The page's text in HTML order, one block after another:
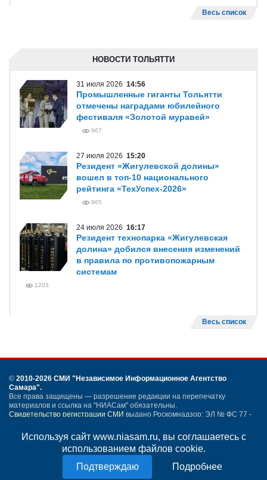
Используя сайт www.niasam.ru, вы соглашаетесь с
использованием файлов cookie.
Подробнее
Весь список
НОВОСТИ ТОЛЬЯТТИ
31 июля 2026 14:56
Промышленные гиганты Тольятти
отмечены наградами юбилейного
фестиваля «Золотой муравей»
967
27 июля 2026 15:20
Резидент «Жигулевской долины»
вошел в топ-10 национального
рейтинга «ТехУспех-2026»
965
24 июля 2026 16:17
Резидент технопарка «Жигулевская
долина» добился внесения изменений
в правила по противопожарным
системам
1203
Весь список
© 2010-2026 СМИ "Независимое Информационное Агентство
Самара".
Все права защищены — разрешение редакции на перепечатку
материалов и ссылка на "НИАСам" обязательны.
Свидетельство регистрации СМИ выдано Роскомнадзор: ЭЛ № ФС 77 -
Учредитель ООО "НИАСам".
Тел. редакции+7 (846) 990-91-71.Электронная почта: info@niasam.ru